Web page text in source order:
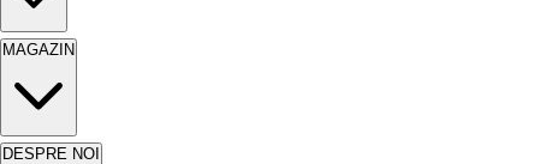
MAGAZIN
DESPRE NOI